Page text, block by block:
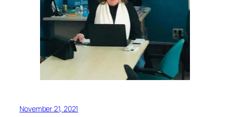
November 21, 2021